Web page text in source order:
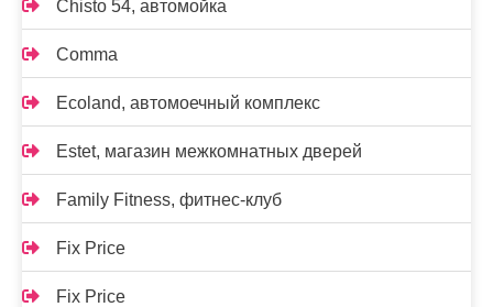
Chisto 54, автомойка
Comma
Ecoland, автомоечный комплекс
Estet, магазин межкомнатных дверей
Family Fitness, фитнес-клуб
Fix Price
Fix Price